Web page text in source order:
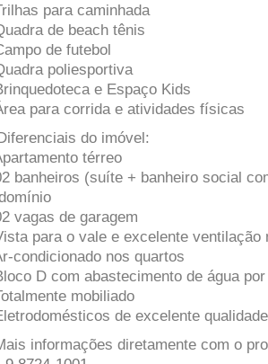
para caminhada
de beach tênis
de futebol
poliesportiva
e Espaço Kids
para corrida e atividades físicas
do imóvel:
térreo
banheiros (suíte + banheiro social
vagas de garagem
para o vale e excelente ventilação
condicionado nos quartos
D com abastecimento de água
mobiliado
de excelente qualidade
informações diretamente com o